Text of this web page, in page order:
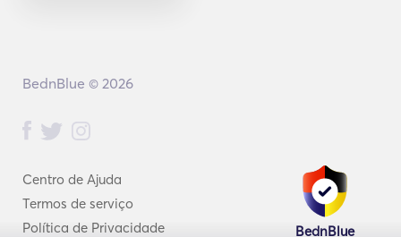
Centro de Ajuda
Termos de serviço
Política de Privacidade
BednBlue
BednBlue © 2026